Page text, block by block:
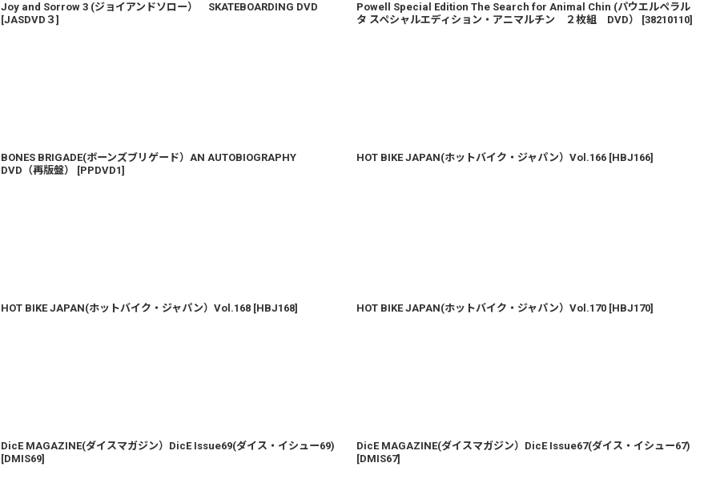
Joy and Sorrow 3 (ジョイアンドソロー） SKATEBOARDING DVD
[JASDVD３ ]
Powell Special Edition The Search for Animal Chin (パウエルペラル
タ スペシャルエディション・アニマルチン ２枚組 DVD）
[38210110]
BONES BRIGADE(ボーンズブリゲード）AN AUTOBIOGRAPHY
DVD（再版盤）
[PPDVD1]
HOT BIKE JAPAN(ホットバイク・ジャパン）Vol.166 [HBJ166]
HOT BIKE JAPAN(ホットバイク・ジャパン）Vol.168 [HBJ168] HOT BIKE JAPAN(ホットバイク・ジャパン）Vol.170 [HBJ170]
DicE MAGAZINE(ダイスマガジン）DicE Issue69(ダイス・イシュー69)
[DMIS69]
DicE MAGAZINE(ダイスマガジン）DicE Issue67(ダイス・イシュー67)
[DMIS67]